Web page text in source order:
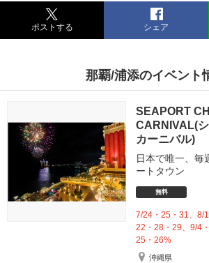
ポストする シェア
那覇/浦添のイベント
SEAPORT
CARNIVAL(
カーニバル)
日本で唯一、毎
ートタウン
無料
7/24・25・31、8/
22・28・29、9/4
25・26%
沖縄県